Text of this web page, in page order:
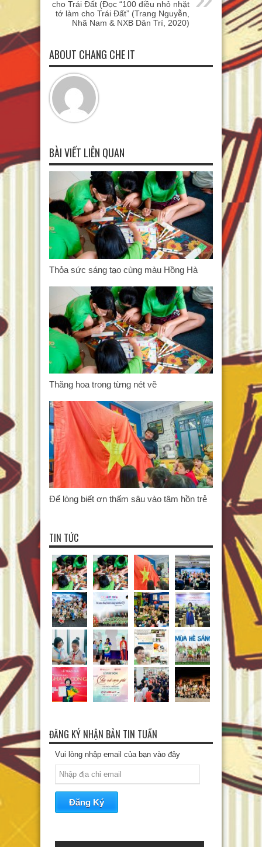
cho Trái Đất (Đọc “100 điều nhỏ nhặt
tớ làm cho Trái Đất” (Trang Nguyễn,
Nhã Nam & NXB Dân Trí, 2020)
ABOUT CHANG CHE IT
BÀI VIẾT LIÊN QUAN
Thỏa sức sáng tạo cùng màu Hồng Hà
Thăng hoa trong từng nét vẽ
Để lòng biết ơn thấm sâu vào tâm hồn trẻ
TIN TỨC
ĐĂNG KÝ NHẬN BẢN TIN TUẦN
Vui lòng nhập email của bạn vào đây